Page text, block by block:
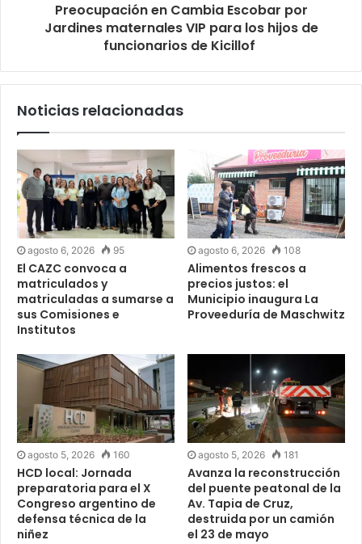
Preocupación en Cambia Escobar por
Jardines maternales VIP para los hijos de
funcionarios de Kicillof
Noticias relacionadas
agosto 6, 2026 95
El CAZC convoca a
matriculados y
matriculadas a sumarse a
sus Comisiones e
Institutos
agosto 6, 2026 108
Alimentos frescos a
precios justos: el
Municipio inaugura La
Proveeduría de Maschwitz
agosto 5, 2026 160
HCD local: Jornada
preparatoria para el X
Congreso argentino de
defensa técnica de la
niñez
agosto 5, 2026 181
Avanza la reconstrucción
del puente peatonal de la
Av. Tapia de Cruz,
destruida por un camión
el 23 de mayo